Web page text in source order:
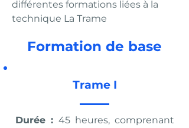
différentes formations liées à la
technique La Trame
Formation de base
Trame I
Durée : 45 heures, comprenant